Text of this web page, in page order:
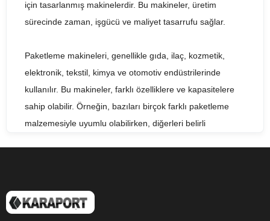
için tasarlanmış makinelerdir. Bu makineler, üretim
sürecinde zaman, işgücü ve maliyet tasarrufu sağlar.
Paketleme makineleri, genellikle gıda, ilaç, kozmetik,
elektronik, tekstil, kimya ve otomotiv endüstrilerinde
kullanılır. Bu makineler, farklı özelliklere ve kapasitelere
sahip olabilir. Örneğin, bazıları birçok farklı paketleme
malzemesiyle uyumlu olabilirken, diğerleri belirli
otomatik olarak paketleyebilir. Bu makineler, ürünleri
sırayla paketler ve paketleri aynı boyutta ve şekilde